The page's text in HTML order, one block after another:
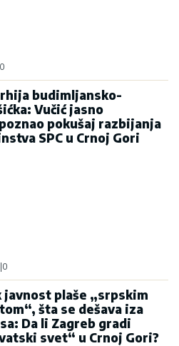
0
budimljansko-
Vučić jasno
pokušaj razbijanja
SPC u Crnoj Gori
|0
javnost plaše „srpskim
šta se dešava iza
Da li Zagreb gradi
svet“ u Crnoj Gori?